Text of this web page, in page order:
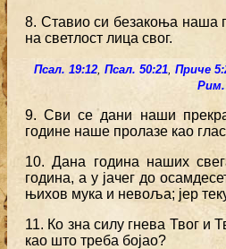
8. Ставио си безакоња наша
на светлост лица свог.
Псал. 19:12, Псал. 50:21, Приче
Рим.
9. Сви се дани наши
године наше пролазе као
10. Дана година наших
година, а у јачег до
њихов мука и невоља; јер
11. Ко зна силу гнева Твог и
као што треба бојао?